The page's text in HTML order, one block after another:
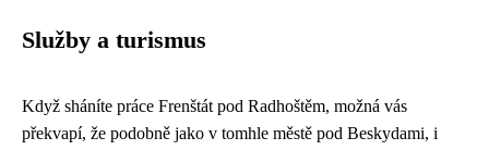
Služby a turismus
Když sháníte práce Frenštát pod Radhoštěm, možná vás
překvapí, že podobně jako v tomhle městě pod Beskydami, i